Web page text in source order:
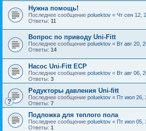
Нужна помощь!
Последнее сообщение poluektov « Чт сен 12,
Ответы: 11
Вопрос по приводу Uni-Fitt
Последнее сообщение poluektov « Вт авг 20,
Ответы: 14
Насос Uni-Fitt ECP
Последнее сообщение poluektov « Вт авг 06,
Ответы: 3
Редукторы давления Uni-fitt
Последнее сообщение poluektov « Пт июл 26,
Ответы: 7
Подложка для теплого пола
Последнее сообщение poluektov « Пт июл 05,
Ответы: 1